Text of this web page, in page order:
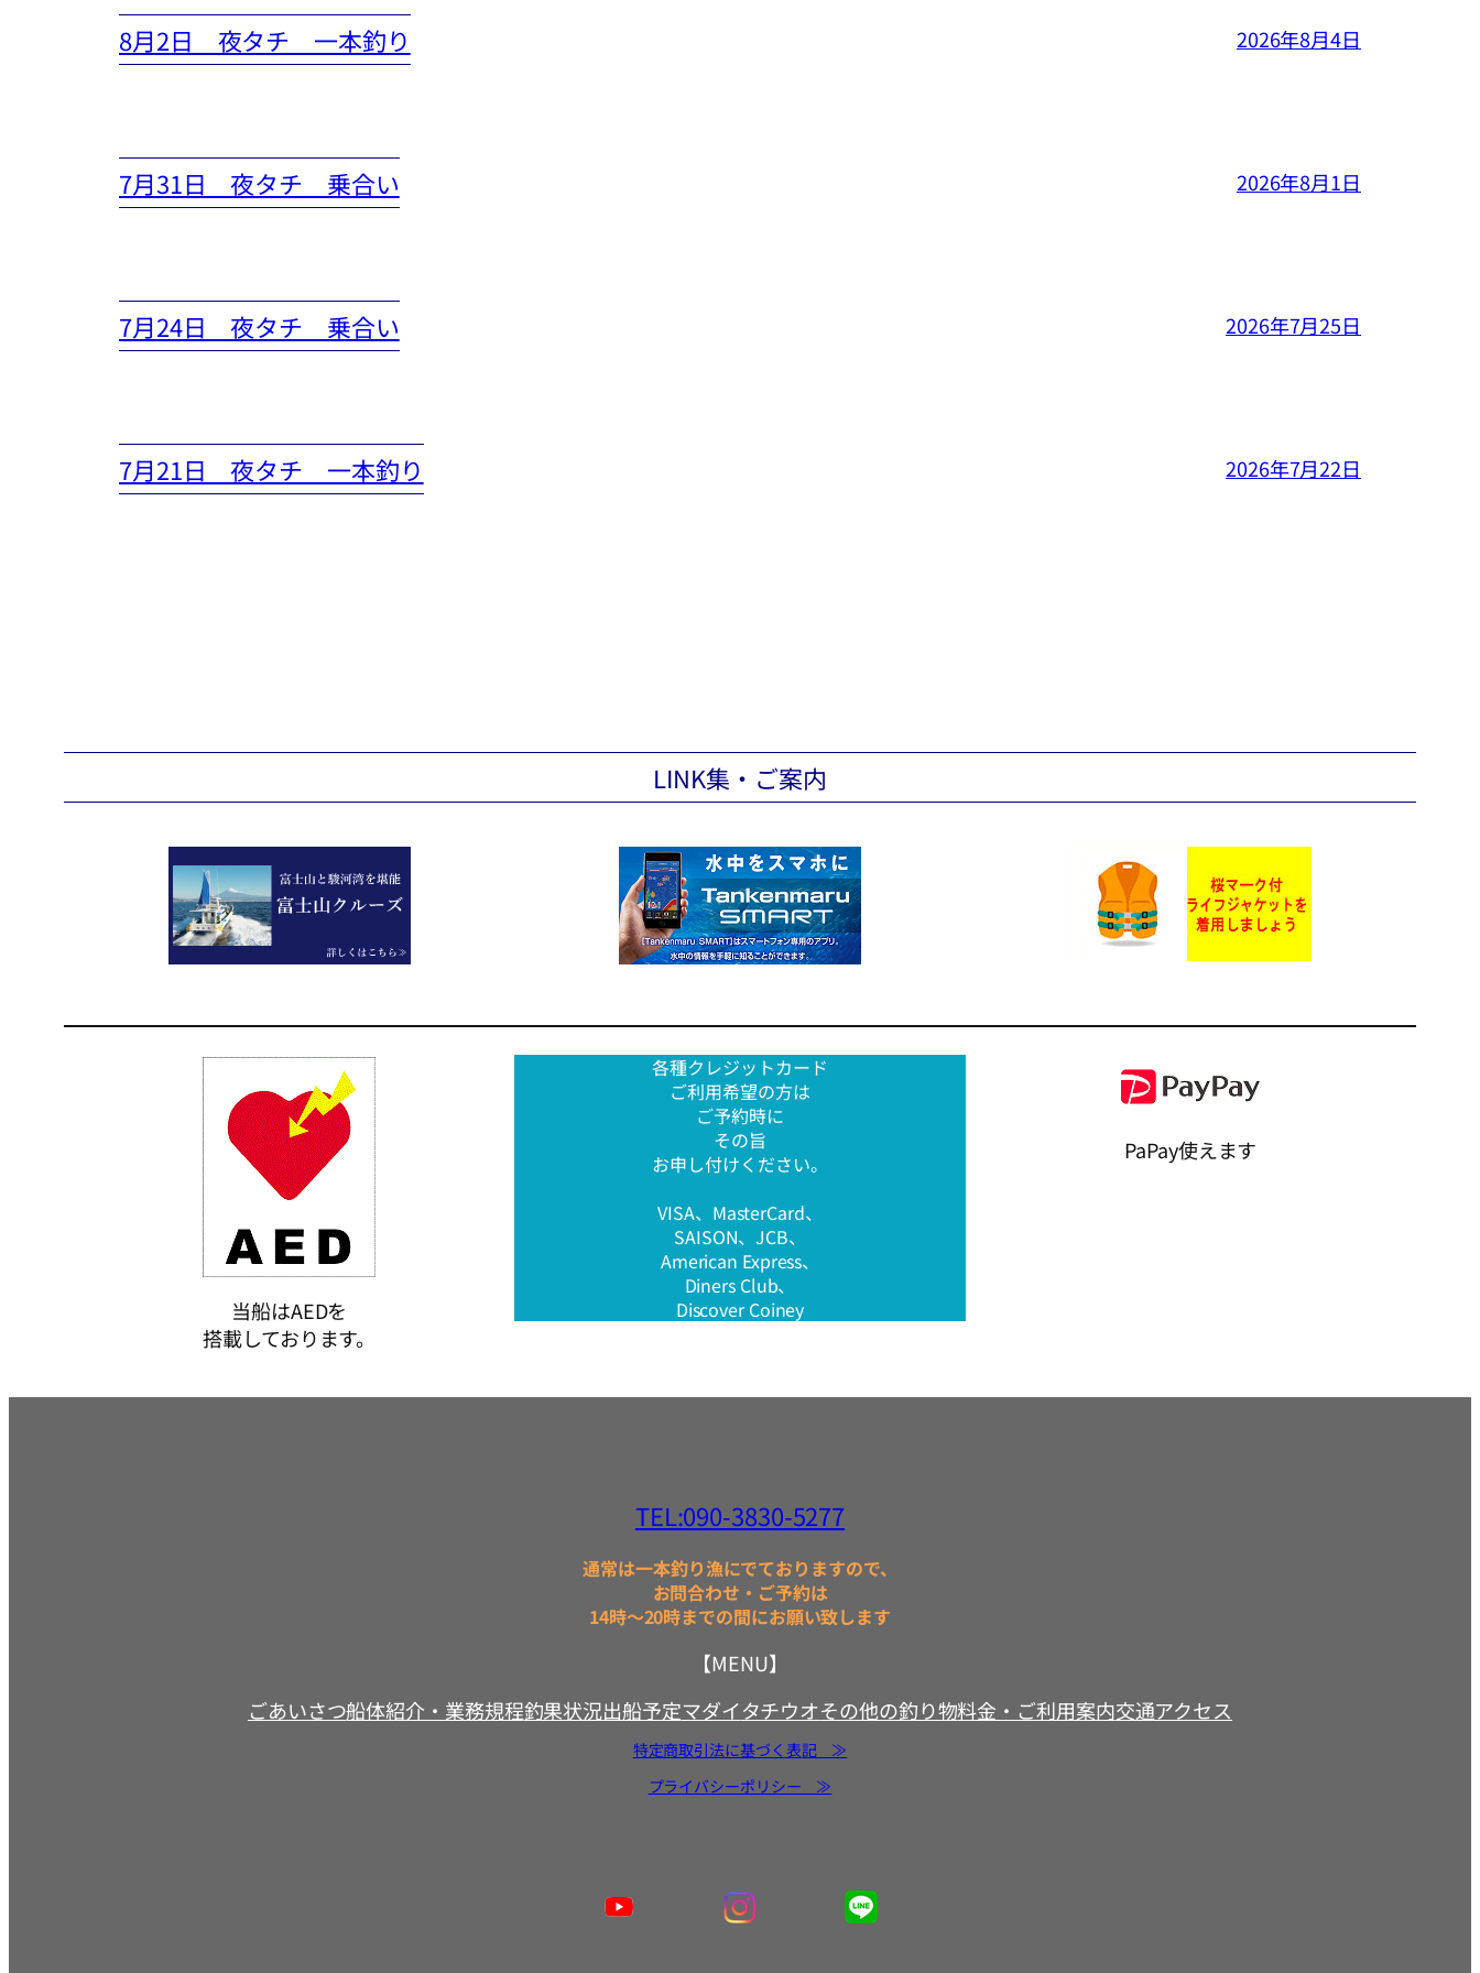
8月2日 夜タチ 一本釣り 2026年8月4日
7月31日 夜タチ 乗合い 2026年8月1日
7月24日 夜タチ 乗合い 2026年7月25日
7月21日 夜タチ 一本釣り 2026年7月22日
LINK集・ご案内
当船はAEDを
搭載しております。
各種クレジットカード
ご利用希望の方は
ご予約時に
その旨
お申し付けください。
VISA、MasterCard、
SAISON、JCB、
American Express、
Diners Club、
Discover Coiney
PaPay使えます
TEL:090-3830-5277
通常は一本釣り漁にでておりますので、
お問合わせ・ご予約は
14時～20時までの間にお願い致します
【MENU】
ごあいさつ船体紹介・業務規程釣果状況出船予定マダイタチウオその他の釣り物料金・ご利用案内交通アクセス
特定商取引法に基づく表記 ≫
プライバシーポリシー ≫